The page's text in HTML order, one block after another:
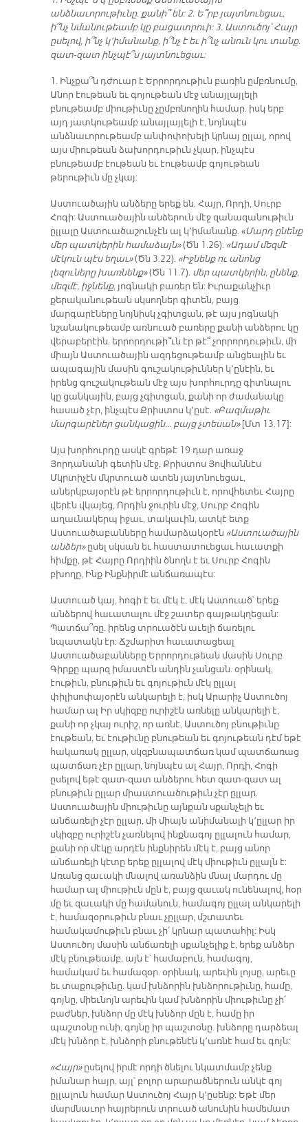
անձնաւորութիւնը. քանի՞ են: 2. Ե՞րբ յայտնուեցաւ,
ի՞նչ նմանութեամբ կը բացատրուի: 3. Աստուծոյ՝ Հայր
ըսելով, ի՞նչ կ՚իմանանք, ի՞նչ է եւ ի՞նչ անուն կու տանք.
զատ-զատ ինչպէ՞ս յայտնուեցաւ:
1. Ինչքա՞ն դժուար է Երրորդութիւն բառին ըմբռնումը,
Անոր էութեան եւ գոյութեան մէջ անայլայլելի
բնութեամբ միութիւնը չըմբռնողին համար. իսկ երբ
այդ յատկութեամբ անայլայլելի է, նոյնպէս
անձնաւորութեամբ անփոփոխելի կրնայ ըլլալ, որով
այս միութեան ձախորդութիւն չկար, ինչպէս
բնութեամբ էութեան եւ էութեամբ գոյութեան
թերութիւն մը չկայ:
Աստուածային անձերը երեք են. Հայր, Որդի, Սուրբ
Հոգի: Աստուածային անձերուն մէջ զանազանութիւն
ըլլալը Աստուածաշունչէն ալ կ՚իմանանք. «Մարդ ընենք
մեր պատկերին համաձայն»(Ծն 1.26). «Ադամ մեզմէ
մէկուն պէս եղաւ»(Ծն 3.22). «Իջնենք ու անոնց
լեզուները խառնենք»(Ծն 11.7). մեր պատկերին, ընենք,
մեզմէ, իջնենք, յոգնակի բառեր են: Իւրաքանչիւր
քերականութեան սկսողներ գիտեն, բայց
մարգարէները նոյնիսկ չգիտցան, թէ այս յոգնակի
նշանակութեամբ առնուած բառերը քանի անձերու կը
վերաբերէին. երրորդութի՞ւն էր թէ՞ չորրորդութիւն, մի
միայն Աստուածային ազդեցութեամբ անցեալին եւ
ապագային մասին գուշակութիւններ կ՚ընէին, եւ
իրենց գուշակութեան մէջ այս խորհուրդը գիտնալու
կը ցանկային, բայց չգիտցան, քանի որ ժամանակը
հասած չէր, ինչպէս Քրիստոս կ՚ըսէ. «Բազմաթիւ
մարգարէներ ցանկացին… բայց չտեսան»[Մտ 13.17]:
Այս խորհուրդը ասկէ գրեթէ 19 դար առաջ
Յորդանանի գետին մէջ, Քրիստոս Յովհաննէս
Մկրտիչէն մկրտուած ատեն յայտնուեցաւ,
աներկբայօրէն թէ երրորդութիւն է, որովհետեւ Հայրը
վերէն վկայեց, Որդին ջուրին մէջ, Սուրբ Հոգին
աղաւնակերպ իջաւ, տակաւին, ատկէ ետք
Աստուածաբանները համարձակօրէն «Աստուածային
անձեր»ըսել սկսան եւ հաստատուեցաւ հաւատքի
հիմքը, թէ Հայրը Որդիին ծնողն է եւ Սուրբ Հոգին
բխողը, Ինք Ինքնիրմէ անճառապէս:
Աստուած կայ, հոգի է եւ մէկ է. մէկ Աստուած՝ երեք
անձերով հաւատալու մէջ շատեր գայթակղեցան:
Պատճա՞ռը. իրենց տրուածէն աւելի ճառելու
նպատակն էր: Ճշմարիտ հաւատացեալ
Աստուածաբանները Երրորդութեան մասին Սուրբ
Գիրքը պարզ իմաստէն անդին չանցան. օրինակ,
էութիւն, բնութիւն եւ գոյութիւն մէկ ըլլալ
փիլիսոփայօրէն անկարելի է, իսկ Արարիչ Աստուծոյ
համար ալ Իր սկիզբը ուրիշէն առնելը անկարելի է,
քանի որ չկայ ուրիշ, որ առնէ, Աստուծոյ բնութիւնը
էութեան, եւ էութիւնը բնութեան եւ գոյութեան դէմ եթէ
հակառակ ըլլար, սկզբնապատճառ կամ պատճառաց
պատճառ չէր ըլլար, նոյնպէս ալ Հայր, Որդի, Հոգի
ըսելով եթէ զատ-զատ անձերու հետ զատ-զատ ալ
բնութիւն ըլլար միաստուածութիւն չէր ըլլար.
Աստուածային միութիւնը այնքան սքանչելի եւ
անճառելի չէր ըլլար, մի միայն անիմանալի կ՚ըլլար իր
սկիզբը ուրիշէն չառնելով ինքնագոյ ըլլալուն համար,
քանի որ մէկը արդէն ինքնիրեն մէկ է, բայց անոր
անճառելի կէտը երեք ըլլալով մէկ միութիւն ըլլալն է:
Առանց զաւակի մնալով առանձին մնալ մարդու մը
համար ալ միութիւն մըն է, բայց զաւակ ունենալով, հօր
մը եւ զաւակի մը համանուն, համագոյ ըլլալ անկարելի
է, համազօրութիւն բնաւ չըլլար, մշտատեւ
համակամութիւն բնաւ չի՛ կրնար պատահիլ: Իսկ
Աստուծոյ մասին անճառելի սքանչելիք է, երեք անձեր
մէկ բնութեամբ, այն է՝ համաբուն, համագոյ,
համակամ եւ համազօր. օրինակ, արեւին լոյսը, արեւը
եւ տաքութիւնը. կամ խնձորին խնձորութիւնը, համը,
գոյնը, միեւնոյն արեւին կամ խնձորին միութիւնը չի՛
բաժներ, խնձոր մը մէկ խնձոր մըն է, համը իր
պաշտօնը ունի, գոյնը իր պաշտօնը. խնձորը դարձեալ
մէկ խնձոր է, խնձորի բնութենէն կ՚առնէ համ եւ գոյն:
«Հայր»ըսելով իրմէ որդի ծնելու նկատմամբ չենք
իմանար հայր, այլ՝ բոլոր արարածներուն անկէ գոյ
ըլլալուն համար Աստուծոյ Հայր կ՚ըսենք: Եթէ մեր
մարմնաւոր հայրերուն տրուած անունին համեմատ